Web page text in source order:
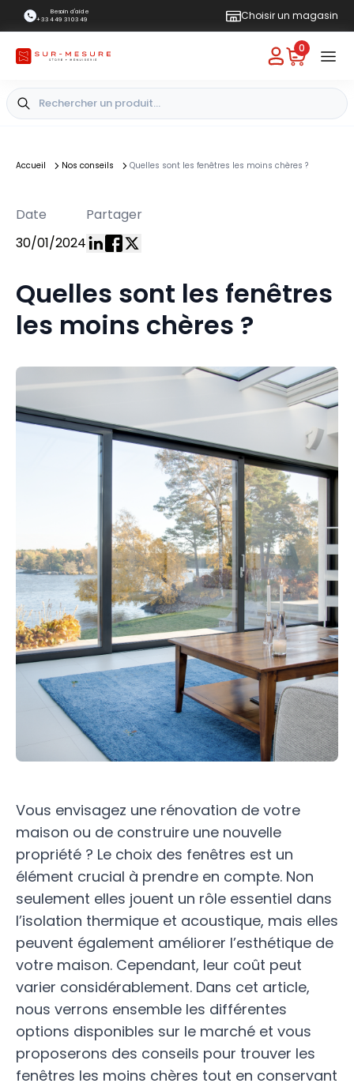
Besoin d'aide
+33 4 49 31 03 49
Choisir un magasin
0
Accueil Nos conseils Quelles sont les fenêtres les moins chères ?
Date
30/01/2024
Partager
Quelles sont les fenêtres
les moins chères ?
Vous envisagez une rénovation de votre
maison ou de construire une nouvelle
propriété ? Le choix des fenêtres est un
élément crucial à prendre en compte. Non
seulement elles jouent un rôle essentiel dans
l’isolation thermique et acoustique, mais elles
peuvent également améliorer l’esthétique de
votre maison. Cependant, leur coût peut
varier considérablement. Dans cet article,
nous verrons ensemble les différentes
options disponibles sur le marché et vous
proposerons des conseils pour trouver les
fenêtres les moins chères tout en conservant